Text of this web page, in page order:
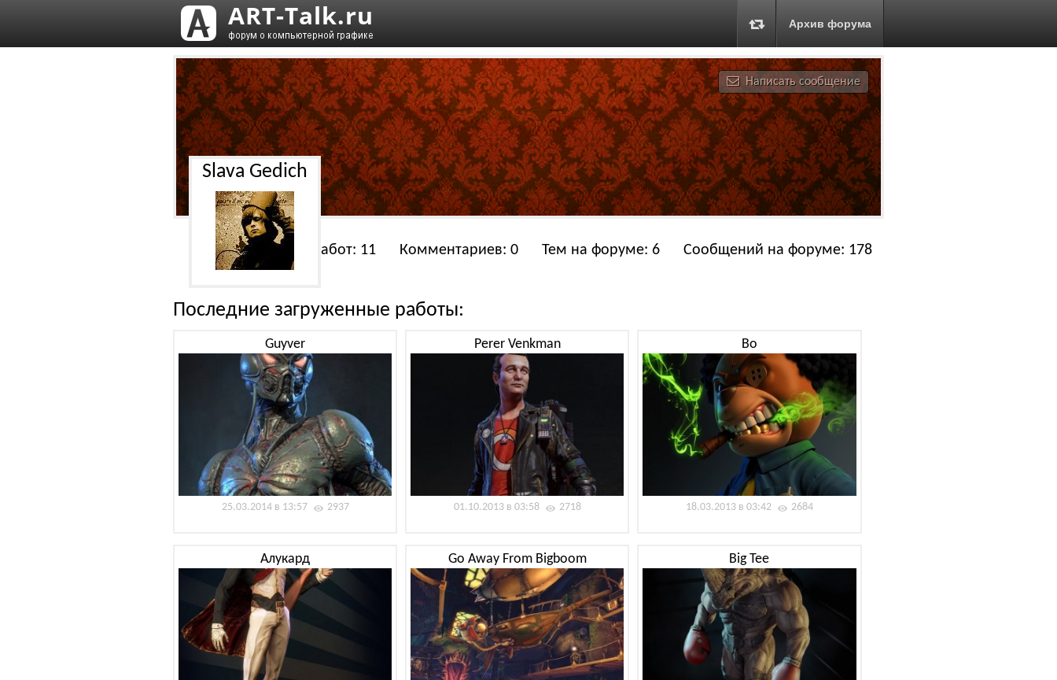
Архив форума
Написать сообщение
Slava Gedich
Работ: 11 Комментариев: 0 Тем на форуме: 6 Сообщений на форуме: 178
Последние загруженные работы:
Guyver
25.03.2014 в 13:57 2937
Perer Venkman
01.10.2013 в 03:58 2718
Bo
18.03.2013 в 03:42 2684
Алукард Go Away From Bigboom Big Tee